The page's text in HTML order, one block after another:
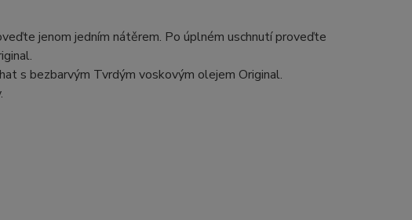
jenom jedním nátěrem. Po úplném uschnutí proveďte
s bezbarvým Tvrdým voskovým olejem Original.